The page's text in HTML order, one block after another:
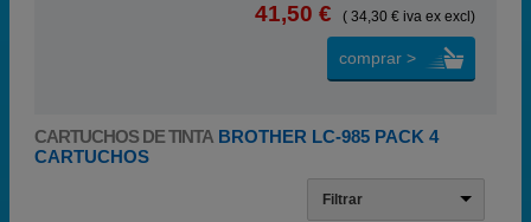
41,50 € ( 34,30 € iva ex excl)
comprar >
CARTUCHOS DE TINTA BROTHER LC-985 PACK 4
CARTUCHOS
Filtrar